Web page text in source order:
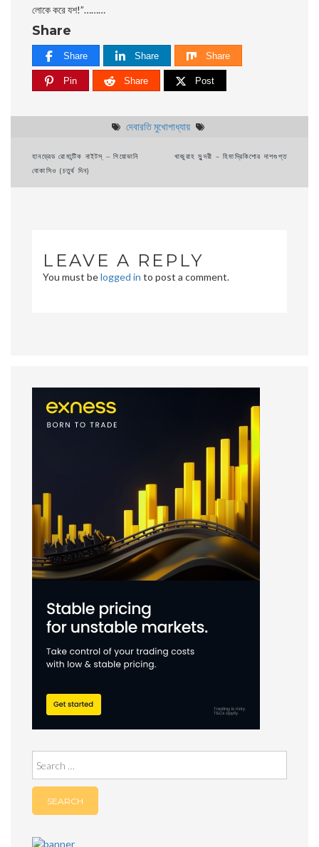
লােকে করে যশ!”………
Share
Share Share Share
Pin Share Post
দেবারতি মুখােপাধ্যায়
Post
navigation
হানড্রেড রোমান্টিক নাইটস্ – গিয়ােভানি
বােকাসিও (চতুর্থ দিন)
খাজুরাহ সুন্দরী – হিমাদ্রিকিশাের দাশগুপ্ত
LEAVE A REPLY
You must belogged in to post a comment.
for: